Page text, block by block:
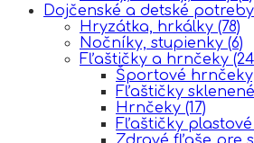
Dojčenské a detské potreby
Hryzátka, hrkálky (78)
Nočníky, stupienky (6)
Fľaštičky a hrnčeky
Športové
Fľaštičky sklenené
Hrnčeky (17)
Fľaštičky plastové